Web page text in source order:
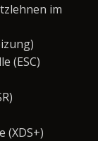
im
(ESC)
(XDS+)